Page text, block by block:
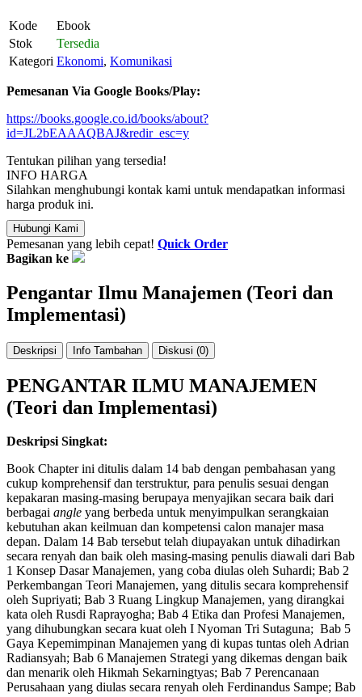
Kode
Ebook
Stok
Tersedia
Kategori Ekonomi, Komunikasi
Pemesanan Via Google Books/Play:
https://books.google.co.id/books/about?
id=JL2bEAAAQBAJ&redir_esc=y
Tentukan pilihan yang tersedia!
INFO HARGA
Silahkan menghubungi kontak kami untuk mendapatkan informasi
harga produk ini.
Hubungi Kami
Pemesanan yang lebih cepat! Quick Order
Bagikan ke
Pengantar Ilmu Manajemen (Teori dan
Implementasi)
Deskripsi Info Tambahan Diskusi (0)
PENGANTAR ILMU MANAJEMEN
(Teori dan Implementasi)
Deskripsi Singkat:
Book Chapter ini ditulis dalam 14 bab dengan pembahasan yang
cukup komprehensif dan terstruktur, para penulis sesuai dengan
kepakaran masing-masing berupaya menyajikan secara baik dari
berbagai angle yang berbeda untuk menyimpulkan serangkaian
kebutuhan akan keilmuan dan kompetensi calon manajer masa
depan. Dalam 14 Bab tersebut telah diupayakan untuk dihadirkan
secara renyah dan baik oleh masing-masing penulis diawali dari Bab
1 Konsep Dasar Manajemen, yang coba diulas oleh Suhardi; Bab 2
Perkembangan Teori Manajemen, yang ditulis secara komprehensif
oleh Supriyati; Bab 3 Ruang Lingkup Manajemen, yang dirangkai
kata oleh Rusdi Raprayogha; Bab 4 Etika dan Profesi Manajemen,
yang dihubungkan secara kuat oleh I Nyoman Tri Sutaguna; Bab 5
Gaya Kepemimpinan Manajemen yang di kupas tuntas oleh Adrian
Radiansyah; Bab 6 Manajemen Strategi yang dikemas dengan baik
dan menarik oleh Hikmah Sekarningtyas; Bab 7 Perencanaan
Perusahaan yang diulas secara renyah oleh Ferdinandus Sampe; Bab